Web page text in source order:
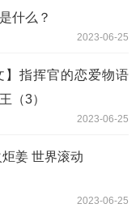
什么？
2023-06-25
】指挥官的恋爱物语
（3）
2023-06-25
姜 世界滚动
2023-06-25